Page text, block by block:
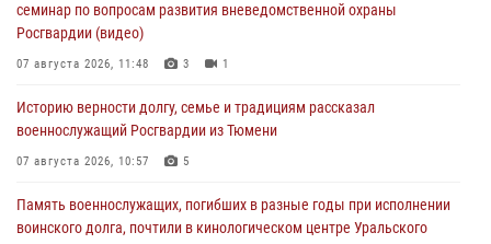
семинар по вопросам развития вневедомственной охраны
Росгвардии (видео)
07 августа 2026, 11:48 3 1
Историю верности долгу, семье и традициям рассказал
военнослужащий Росгвардии из Тюмени
07 августа 2026, 10:57 5
Память военнослужащих, погибших в разные годы при исполнении
воинского долга, почтили в кинологическом центре Уральского